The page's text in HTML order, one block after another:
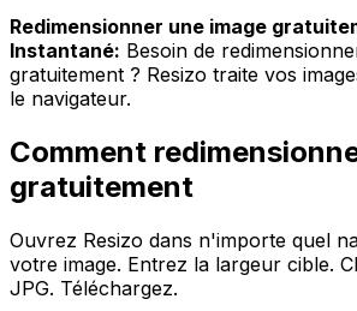
Redimensionner une image
Instantané: Besoin de
gratuitement ? Resizo traite vos
le navigateur.
Comment
gratuitement
Ouvrez Resizo dans n'importe quel
votre image. Entrez la largeur cible.
JPG. Téléchargez.